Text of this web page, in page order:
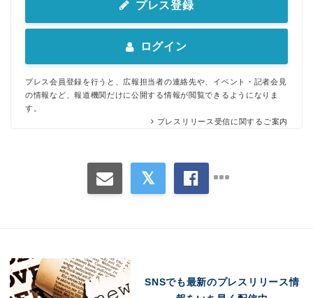
プレス登録
ログイン
プレス会員登録を行うと、広報担当者の連絡先や、イベント・記者会見
の情報など、報道機関だけに公開する情報が閲覧できるようになりま
す。
プレスリリース受信に関するご案内
SNSでも最新のプレスリリース情